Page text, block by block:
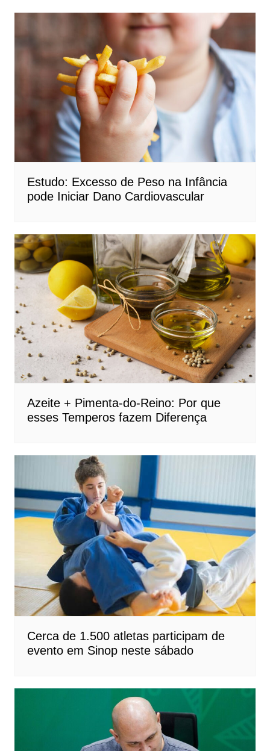
Estudo: Excesso de Peso na Infância
pode Iniciar Dano Cardiovascular
Azeite + Pimenta-do-Reino: Por que
esses Temperos fazem Diferença
Cerca de 1.500 atletas participam de
evento em Sinop neste sábado